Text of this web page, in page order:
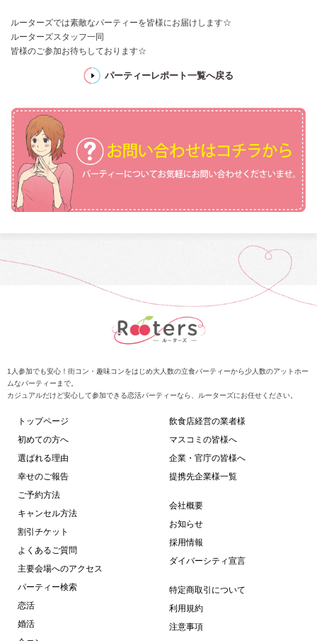
ルーターズでは素敵なパーティーを皆様にお届けします☆
ルーターズスタッフ一同
皆様のご参加お待ちしております☆
パーティーレポート一覧へ戻る
1人参加でも安心！街コン・趣味コンをはじめ大人数の立食パーティーから少人数のアットホー
ムなパーティーまで。
カジュアルだけど安心して参加できる恋活パーティーなら、ルーターズにお任せください。
トップページ
初めての方へ
選ばれる理由
幸せのご報告
ご予約方法
キャンセル方法
割引チケット
よくあるご質問
主要会場へのアクセス
パーティー検索
恋活
婚活
飲食店経営の業者様
マスコミの皆様へ
企業・官庁の皆様へ
提携先企業様一覧
会社概要
お知らせ
採用情報
ダイバーシティ宣言
特定商取引について
利用規約
注意事項